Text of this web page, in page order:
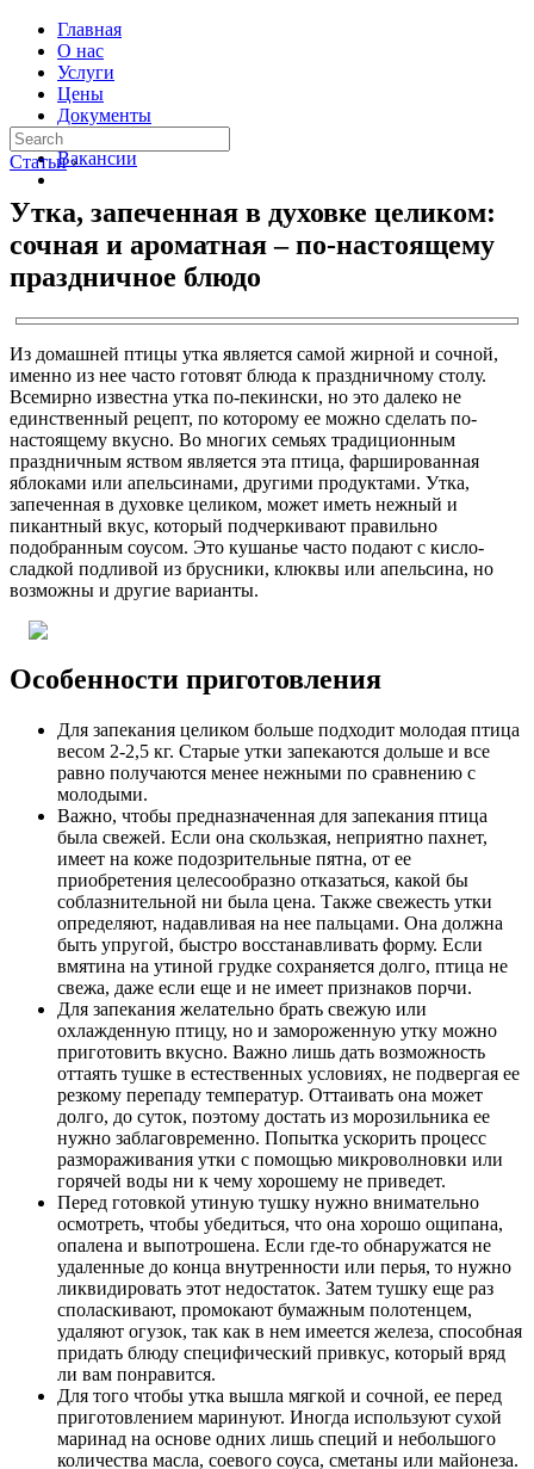
Главная
О нас
Услуги
Цены
Документы
Контакты
Вакансии
Статьи ›
Утка, запеченная в духовке целиком:
сочная и ароматная – по-настоящему
праздничное блюдо
Из домашней птицы утка является самой жирной и сочной,
именно из нее часто готовят блюда к праздничному столу.
Всемирно известна утка по-пекински, но это далеко не
единственный рецепт, по которому ее можно сделать по-
настоящему вкусно. Во многих семьях традиционным
праздничным яством является эта птица, фаршированная
яблоками или апельсинами, другими продуктами. Утка,
запеченная в духовке целиком, может иметь нежный и
пикантный вкус, который подчеркивают правильно
подобранным соусом. Это кушанье часто подают с кисло-
сладкой подливой из брусники, клюквы или апельсина, но
возможны и другие варианты.
Особенности приготовления
Для запекания целиком больше подходит молодая птица
весом 2-2,5 кг. Старые утки запекаются дольше и все
равно получаются менее нежными по сравнению с
молодыми.
Важно, чтобы предназначенная для запекания птица
была свежей. Если она скользкая, неприятно пахнет,
имеет на коже подозрительные пятна, от ее
приобретения целесообразно отказаться, какой бы
соблазнительной ни была цена. Также свежесть утки
определяют, надавливая на нее пальцами. Она должна
быть упругой, быстро восстанавливать форму. Если
вмятина на утиной грудке сохраняется долго, птица не
свежа, даже если еще и не имеет признаков порчи.
Для запекания желательно брать свежую или
охлажденную птицу, но и замороженную утку можно
приготовить вкусно. Важно лишь дать возможность
оттаять тушке в естественных условиях, не подвергая ее
резкому перепаду температур. Оттаивать она может
долго, до суток, поэтому достать из морозильника ее
нужно заблаговременно. Попытка ускорить процесс
размораживания утки с помощью микроволновки или
горячей воды ни к чему хорошему не приведет.
Перед готовкой утиную тушку нужно внимательно
осмотреть, чтобы убедиться, что она хорошо ощипана,
опалена и выпотрошена. Если где-то обнаружатся не
удаленные до конца внутренности или перья, то нужно
ликвидировать этот недостаток. Затем тушку еще раз
споласкивают, промокают бумажным полотенцем,
удаляют огузок, так как в нем имеется железа, способная
придать блюду специфический привкус, который вряд
ли вам понравится.
Для того чтобы утка вышла мягкой и сочной, ее перед
приготовлением маринуют. Иногда используют сухой
маринад на основе одних лишь специй и небольшого
количества масла, соевого соуса, сметаны или майонеза.